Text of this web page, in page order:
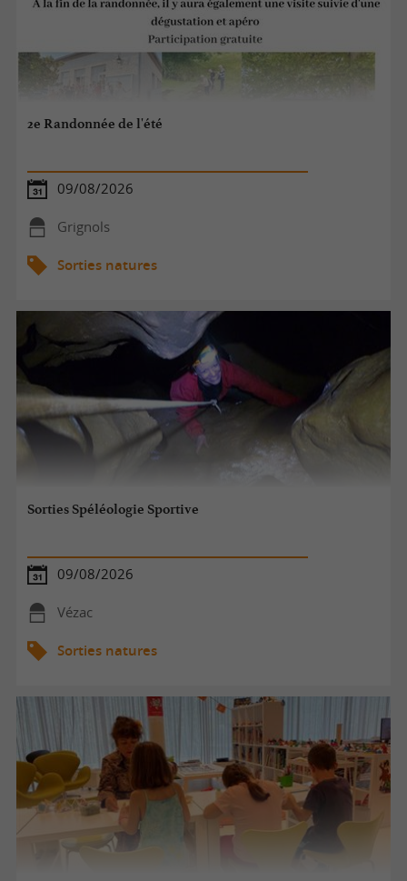
2e Randonnée de l'été
09/08/2026
Grignols
Sorties natures
Sorties Spéléologie Sportive
09/08/2026
Vézac
Sorties natures